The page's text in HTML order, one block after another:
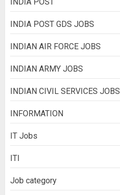
INDIA POST GDS JOBS
INDIAN AIR FORCE JOBS
INDIAN ARMY JOBS
INDIAN CIVIL SERVICES JOBS
INFORMATION
IT Jobs
ITI
Job category